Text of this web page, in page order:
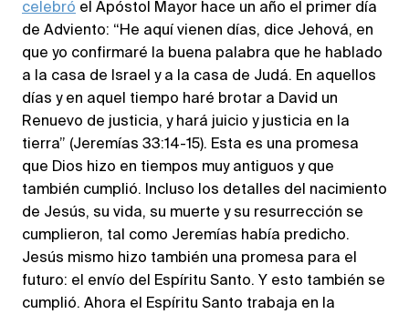
celebró el Apóstol Mayor hace un año el primer día
de Adviento: “He aquí vienen días, dice Jehová, en
que yo confirmaré la buena palabra que he hablado
a la casa de Israel y a la casa de Judá. En aquellos
días y en aquel tiempo haré brotar a David un
Renuevo de justicia, y hará juicio y justicia en la
tierra” (Jeremías 33:14-15). Esta es una promesa
que Dios hizo en tiempos muy antiguos y que
también cumplió. Incluso los detalles del nacimiento
de Jesús, su vida, su muerte y su resurrección se
cumplieron, tal como Jeremías había predicho.
Jesús mismo hizo también una promesa para el
futuro: el envío del Espíritu Santo. Y esto también se
cumplió. Ahora el Espíritu Santo trabaja en la